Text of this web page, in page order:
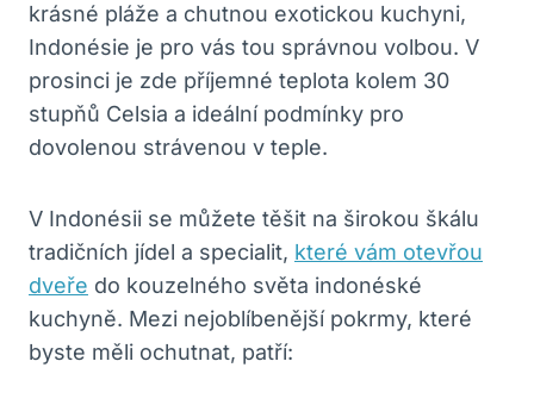
krásné pláže a chutnou exotickou kuchyni,
Indonésie je pro vás tou správnou volbou. V
prosinci je zde příjemné teplota kolem 30
stupňů Celsia a ideální podmínky pro
dovolenou strávenou v teple.
V Indonésii se můžete těšit na širokou škálu
tradičních jídel a specialit, které vám otevřou
dveře do kouzelného světa indonéské
kuchyně. Mezi nejoblíbenější pokrmy, které
byste měli ochutnat, patří: